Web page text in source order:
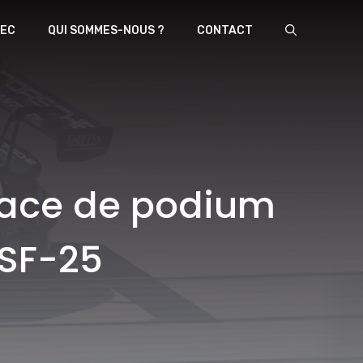
QUI SOMMES-NOUS ? CONTACT
de podium
25